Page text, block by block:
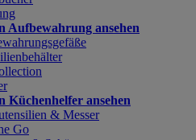
Aufbewahrung ansehen
Küchenhelfer ansehen
& Messer
Go